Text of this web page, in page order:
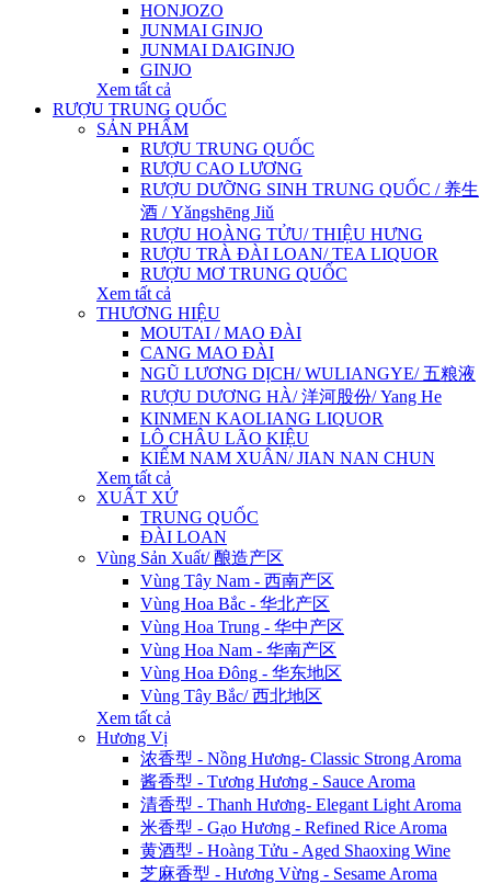
HONJOZO
JUNMAI GINJO
JUNMAI DAIGINJO
GINJO
Xem tất cả
RƯỢU TRUNG QUỐC
SẢN PHẨM
RƯỢU TRUNG QUỐC
RƯỢU CAO LƯƠNG
RƯỢU DƯỠNG SINH TRUNG QUỐC / 养生
酒 / Yǎngshēng Jiǔ
RƯỢU HOÀNG TỬU/ THIỆU HƯNG
RƯỢU TRÀ ĐÀI LOAN/ TEA LIQUOR
RƯỢU MƠ TRUNG QUỐC
Xem tất cả
THƯƠNG HIỆU
MOUTAI / MAO ĐÀI
CANG MAO ĐÀI
NGŨ LƯƠNG DỊCH/ WULIANGYE/ 五粮液
RƯỢU DƯƠNG HÀ/ 洋河股份/ Yang He
KINMEN KAOLIANG LIQUOR
LÔ CHÂU LÃO KIỆU
KIẾM NAM XUÂN/ JIAN NAN CHUN
Xem tất cả
XUẤT XỨ
TRUNG QUỐC
ĐÀI LOAN
Vùng Sản Xuất/ 酿造产区
Vùng Tây Nam - 西南产区
Vùng Hoa Bắc - 华北产区
Vùng Hoa Trung - 华中产区
Vùng Hoa Nam - 华南产区
Vùng Hoa Đông - 华东地区
Vùng Tây Bắc/ 西北地区
Xem tất cả
Hương Vị
浓香型 - Nồng Hương- Classic Strong Aroma
酱香型 - Tương Hương - Sauce Aroma
清香型 - Thanh Hương- Elegant Light Aroma
米香型 - Gạo Hương - Refined Rice Aroma
黄酒型 - Hoàng Tửu - Aged Shaoxing Wine
芝麻香型 - Hương Vừng - Sesame Aroma